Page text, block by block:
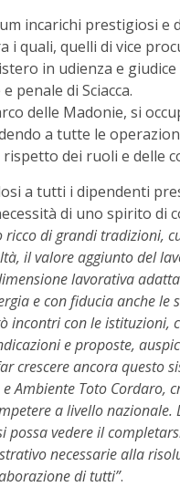
incarichi prestigiosi
i quali, quelli di vice
in udienza e
penale di Sciacca.
delle Madonie, si
a tutte le
dei ruoli e delle
a tutti i dipendenti
di uno spirito di
di grandi tradizioni,
il valore aggiunto del
lavorativa
e con fiducia anche
incontri con le istituzioni,
e proposte,
crescere ancora questo
Ambiente Toto
a livello
possa vedere il
necessarie alla
di tutti”.